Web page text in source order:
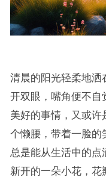
清晨的阳光轻柔地洒
开双眼，嘴角便不自
美好的事情，又或许
个懒腰，带着一脸的
总是能从生活中的点
新开的一朵小花，花